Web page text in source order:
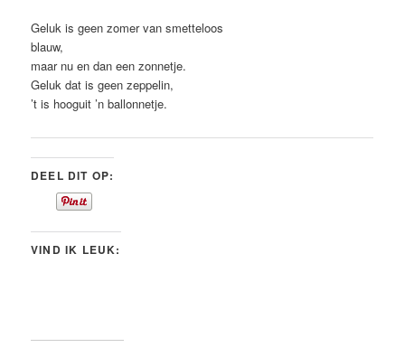
Geluk is geen zomer van smetteloos
blauw,
maar nu en dan een zonnetje.
Geluk dat is geen zeppelin,
’t is hooguit ’n ballonnetje.
DEEL DIT OP:
VIND IK LEUK: